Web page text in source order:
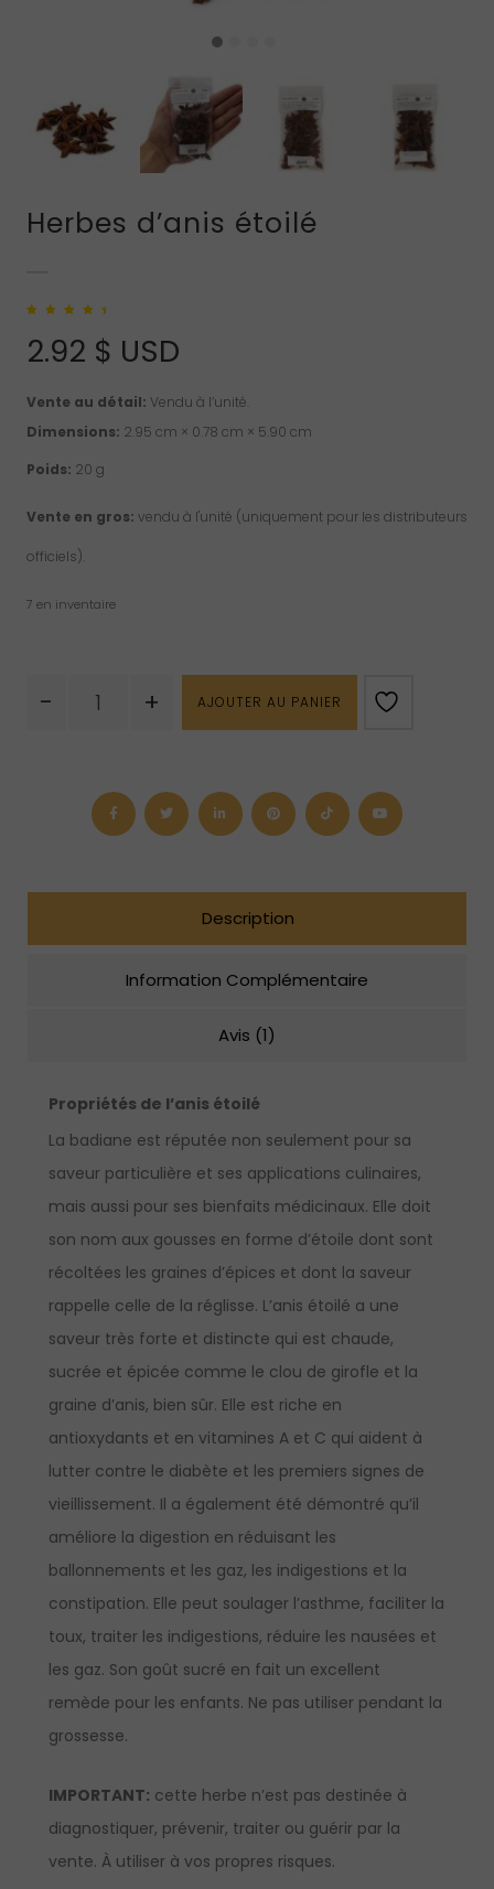
Herbes d’anis étoilé
notation client
2.92 $ USD
Vente au détail: Vendu à l’unité.
Dimensions: 2.95 cm × 0.78 cm × 5.90 cm
Poids: 20 g
Vente en gros: vendu à l'unité (uniquement pour les distributeurs
officiels).
7 en inventaire
-
de
+ AJOUTER AU PANIER
Description
Information Complémentaire
Avis (1)
Propriétés de l’anis étoilé
La badiane est réputée non seulement pour sa
saveur particulière et ses applications culinaires,
mais aussi pour ses bienfaits médicinaux. Elle doit
son nom aux gousses en forme d’étoile dont sont
récoltées les graines d’épices et dont la saveur
rappelle celle de la réglisse. L’anis étoilé a une
saveur très forte et distincte qui est chaude,
sucrée et épicée comme le clou de girofle et la
graine d’anis, bien sûr. Elle est riche en
antioxydants et en vitamines A et C qui aident à
lutter contre le diabète et les premiers signes de
vieillissement. Il a également été démontré qu’il
améliore la digestion en réduisant les
ballonnements et les gaz, les indigestions et la
constipation. Elle peut soulager l’asthme, faciliter la
toux, traiter les indigestions, réduire les nausées et
les gaz. Son goût sucré en fait un excellent
remède pour les enfants. Ne pas utiliser pendant la
grossesse.
IMPORTANT: cette herbe n’est pas destinée à
diagnostiquer, prévenir, traiter ou guérir par la
vente. À utiliser à vos propres risques.